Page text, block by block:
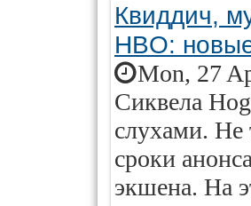
Квиддич,
HBO:
Mon, 27
Сиквела
слухами. Не
сроки
экшена. На